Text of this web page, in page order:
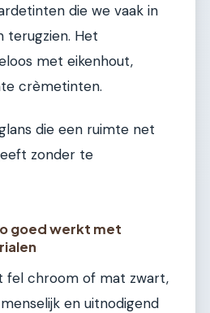
die we vaak in
terugzien. Het
met eikenhout,
crèmetinten.
die een ruimte net
zonder te
goed werkt met
fel chroom of mat zwart,
en uitnodigend